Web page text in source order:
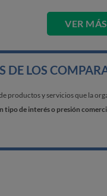
VER MÁS
DE LOS
productos y servicios que la
tipo de interés o presión